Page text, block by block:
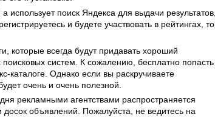
поиск Яндекса для выдачи результатов,
и будете участвовать в рейтингах, то
которые всегда будут придавать хороший
систем. К сожалению, бесплатно попасть
каталоге. Однако если вы раскручиваете
очень и очень полезной.
рекламными агентствами распространяется
досок объявлений. Пожалуйста, не ведитесь на